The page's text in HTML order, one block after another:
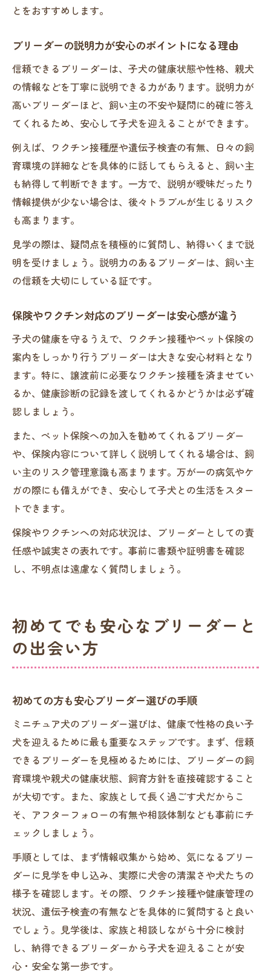
とをおすすめします。
ブリーダーの説明力が安心のポイントになる理由
信頼できるブリーダーは、子犬の健康状態や性格、親犬
の情報などを丁寧に説明できる力があります。説明力が
高いブリーダーほど、飼い主の不安や疑問に的確に答え
てくれるため、安心して子犬を迎えることができます。
例えば、ワクチン接種歴や遺伝子検査の有無、日々の飼
育環境の詳細などを具体的に話してもらえると、飼い主
も納得して判断できます。一方で、説明が曖昧だったり
情報提供が少ない場合は、後々トラブルが生じるリスク
も高まります。
見学の際は、疑問点を積極的に質問し、納得いくまで説
明を受けましょう。説明力のあるブリーダーは、飼い主
の信頼を大切にしている証です。
保険やワクチン対応のブリーダーは安心感が違う
子犬の健康を守るうえで、ワクチン接種やペット保険の
案内をしっかり行うブリーダーは大きな安心材料となり
ます。特に、譲渡前に必要なワクチン接種を済ませてい
るか、健康診断の記録を渡してくれるかどうかは必ず確
認しましょう。
また、ペット保険への加入を勧めてくれるブリーダー
や、保険内容について詳しく説明してくれる場合は、飼
い主のリスク管理意識も高まります。万が一の病気やケ
ガの際にも備えができ、安心して子犬との生活をスター
トできます。
保険やワクチンへの対応状況は、ブリーダーとしての責
任感や誠実さの表れです。事前に書類や証明書を確認
し、不明点は遠慮なく質問しましょう。
初めてでも安心なブリーダーと
の出会い方
初めての方も安心ブリーダー選びの手順
ミニチュア犬のブリーダー選びは、健康で性格の良い子
犬を迎えるために最も重要なステップです。まず、信頼
できるブリーダーを見極めるためには、ブリーダーの飼
育環境や親犬の健康状態、飼育方針を直接確認すること
が大切です。また、家族として長く過ごす犬だからこ
そ、アフターフォローの有無や相談体制なども事前にチ
ェックしましょう。
手順としては、まず情報収集から始め、気になるブリー
ダーに見学を申し込み、実際に犬舎の清潔さや犬たちの
様子を確認します。その際、ワクチン接種や健康管理の
状況、遺伝子検査の有無などを具体的に質問すると良い
でしょう。見学後は、家族と相談しながら十分に検討
し、納得できるブリーダーから子犬を迎えることが安
心・安全な第一歩です。